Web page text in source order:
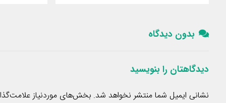
بدون دیدگاه
دیدگاهتان را بنویسید
نشانی ایمیل شما منتشر نخواهد شد. بخش‌های موردنیاز